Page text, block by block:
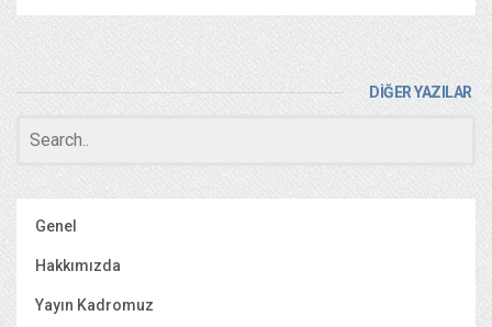
DİĞER YAZILAR
Genel
Hakkımızda
Yayın Kadromuz